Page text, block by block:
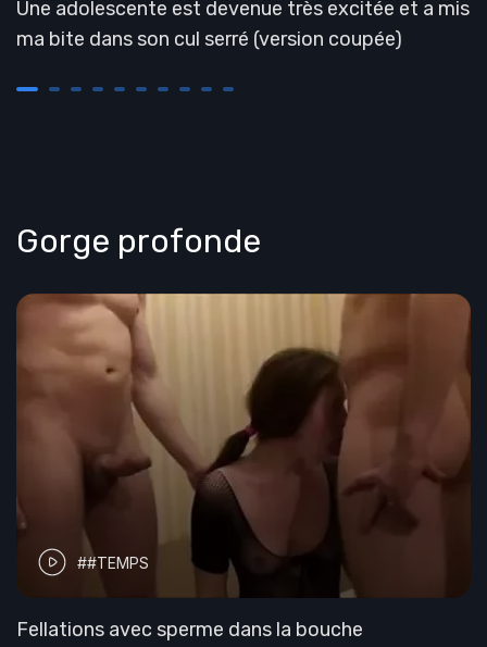
Une adolescente est devenue très excitée et a mis
ma bite dans son cul serré (version coupée)
Gorge profonde
##TEMPS
Fellations avec sperme dans la bouche